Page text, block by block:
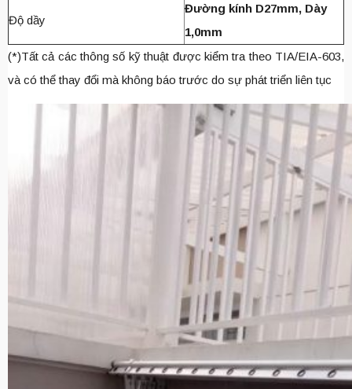
Độ dầy
Đường kính D27mm, Dày
1,0mm
(*)Tất cả các thông số kỹ thuật được kiểm tra theo TIA/EIA-603,
và có thể thay đổi mà không báo trước do sự phát triển liên tục